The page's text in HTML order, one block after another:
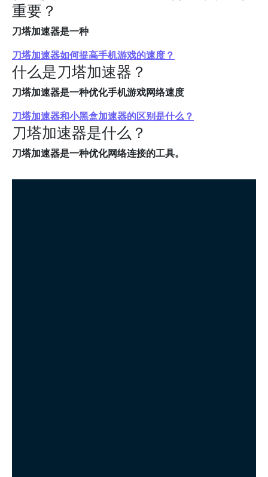
重要？
刀塔加速器是一种
刀塔加速器如何提高手机游戏的速度？
什么是刀塔加速器？
刀塔加速器是一种优化手机游戏网络速度
刀塔加速器和小黑盒加速器的区别是什么？
刀塔加速器是什么？
刀塔加速器是一种优化网络连接的工具。